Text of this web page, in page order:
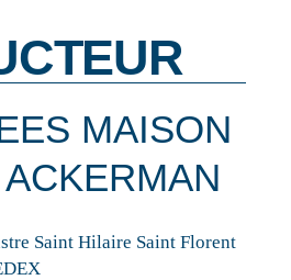
MAISON
Saint Hilaire Saint Florent